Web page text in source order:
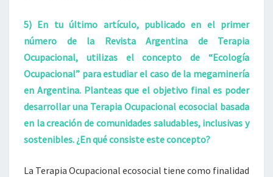
5) En tu último artículo, publicado en el primer
número de la Revista Argentina de Terapia
Ocupacional, utilizas el concepto de “Ecología
Ocupacional” para estudiar el caso de la megaminería
en Argentina. Planteas que el objetivo final es poder
desarrollar una Terapia Ocupacional ecosocial basada
en la creación de comunidades saludables, inclusivas y
sostenibles. ¿En qué consiste este concepto?
La Terapia Ocupacional ecosocial tiene como finalidad